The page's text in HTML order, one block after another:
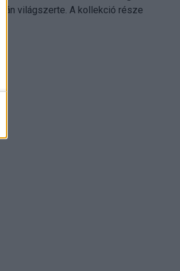
világszerte. A kollekció része